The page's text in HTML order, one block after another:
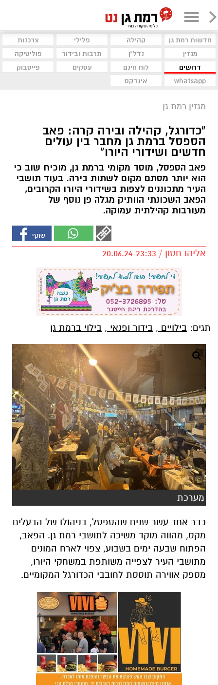
חדשות רמת גן קהילה פלילי
צרכנות
מגזין
נדל"ן תרבות ובידור
פוליטיקה
דרושים
לוח חינם עסקים
פייסבוק
whatsapp
אינדקס
מגזין רמת גן
"כדורגל, קהילה ובירה קרה: פאב
הספסל ברמת גן מחבר בין עולים
חדשים ושידורי היורו"
פאב הספסל, מוסד מקומי ברמת גן, מוכיח שוב כי
הוא יותר מסתם מקום לשתות בירה. בעוד תושבי
העיר מתכוננים לצפות בשידורי היורו הקרובים,
הפאב השכונתי הוותיק מגלה פן נוסף של
מעורבות קהילתית עמוקה.
אליהו חסון / 23:33 20.06.24
תגים: בילויים , בידור ופנאי , בילוי ברמת גן
מערכת
כבר אחד עשר שנים שהספסל, בניהולו של הבעלים
מקס, מהווה מוקד משיכה לתושבי רמת גן. הפאב,
הפתוח שבעה ימים בשבוע, צפוי לארח המונים
מתושבי העיר לצפייה משותפת במשחקי היורו,
מספק אווירה תוססת לחובבי הכדורגל המקומיים.